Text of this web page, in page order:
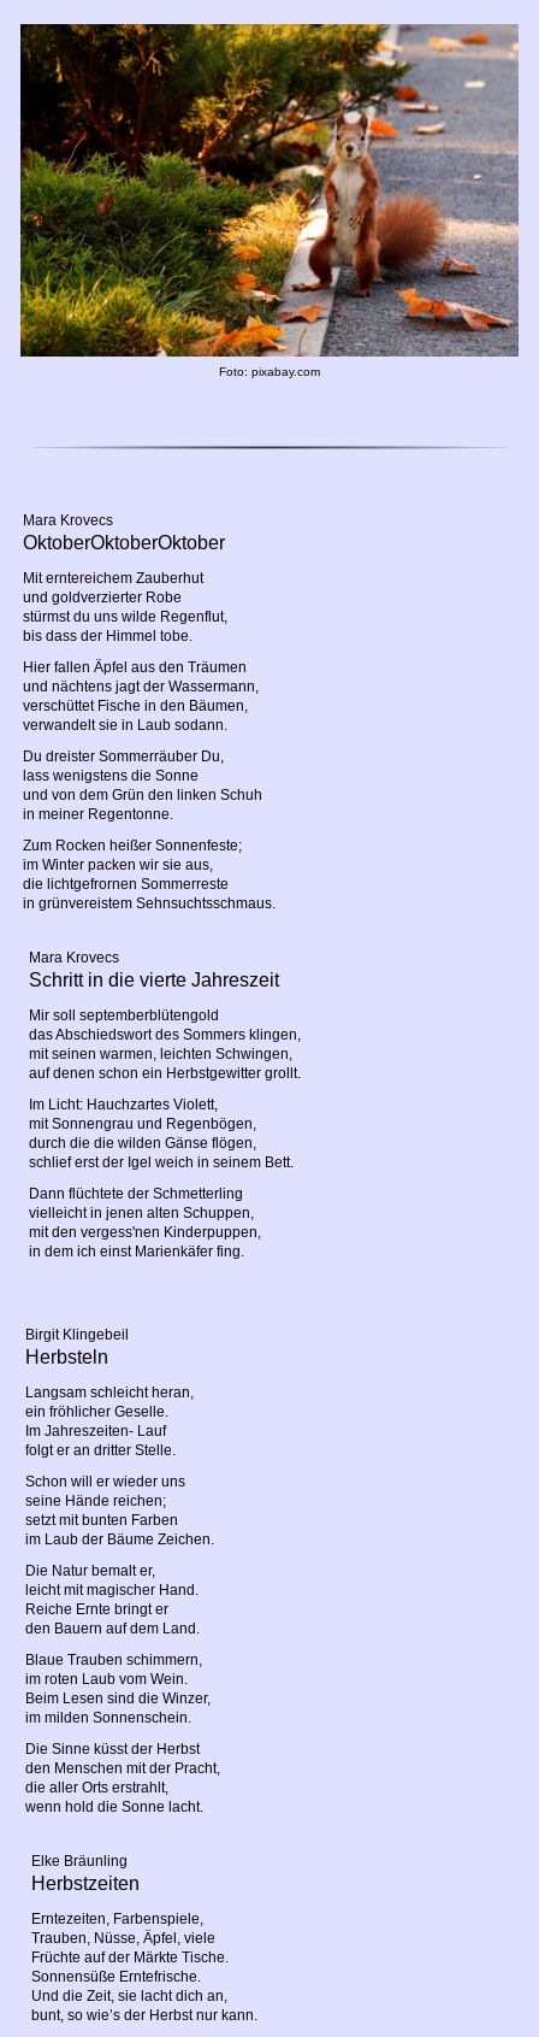
Foto: pixabay.com
Mara Krovecs
OktoberOktoberOktober
Mit erntereichem Zauberhut
und goldverzierter Robe
stürmst du uns wilde Regenflut,
bis dass der Himmel tobe.
Hier fallen Äpfel aus den Träumen
und nächtens jagt der Wassermann,
verschüttet Fische in den Bäumen,
verwandelt sie in Laub sodann.
Du dreister Sommerräuber Du,
lass wenigstens die Sonne
und von dem Grün den linken Schuh
in meiner Regentonne.
Zum Rocken heißer Sonnenfeste;
im Winter packen wir sie aus,
die lichtgefrornen Sommerreste
in grünvereistem Sehnsuchtsschmaus.
Mara Krovecs
Schritt in die vierte Jahreszeit
Mir soll septemberblütengold
das Abschiedswort des Sommers klingen,
mit seinen warmen, leichten Schwingen,
auf denen schon ein Herbstgewitter grollt.
Im Licht: Hauchzartes Violett,
mit Sonnengrau und Regenbögen,
durch die die wilden Gänse flögen,
schlief erst der Igel weich in seinem Bett.
Dann flüchtete der Schmetterling
vielleicht in jenen alten Schuppen,
mit den vergess'nen Kinderpuppen,
in dem ich einst Marienkäfer fing.
Birgit Klingebeil
Herbsteln
Langsam schleicht heran,
ein fröhlicher Geselle.
Im Jahreszeiten- Lauf
folgt er an dritter Stelle.
Schon will er wieder uns
seine Hände reichen;
setzt mit bunten Farben
im Laub der Bäume Zeichen.
Die Natur bemalt er,
leicht mit magischer Hand.
Reiche Ernte bringt er
den Bauern auf dem Land.
Blaue Trauben schimmern,
im roten Laub vom Wein.
Beim Lesen sind die Winzer,
im milden Sonnenschein.
Die Sinne küsst der Herbst
den Menschen mit der Pracht,
die aller Orts erstrahlt,
wenn hold die Sonne lacht.
Elke Bräunling
Herbstzeiten
Erntezeiten, Farbenspiele,
Trauben, Nüsse, Äpfel, viele
Früchte auf der Märkte Tische.
Sonnensüße Erntefrische.
Und die Zeit, sie lacht dich an,
bunt, so wie’s der Herbst nur kann.